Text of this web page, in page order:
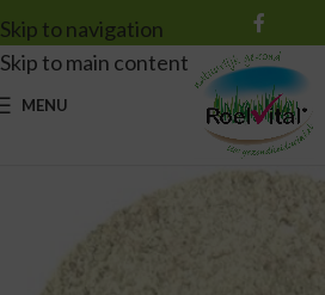
Skip to navigation
Skip to main content
MENU